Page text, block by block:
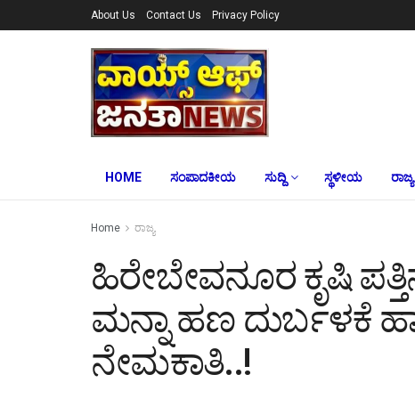
About Us Contact Us Privacy Policy
HOME ಸಂಪಾದಕೀಯ ಸುದ್ದಿ ಸ್ಥಳೀಯ ರಾಜ್ಯ
Home ರಾಜ್ಯ
ಹಿರೇಬೇವನೂರ ಕೃಷಿ
ಮನ್ನಾ ಹಣ ದುರ್ಬಳಕೆ
ನೇಮಕಾತಿ..!